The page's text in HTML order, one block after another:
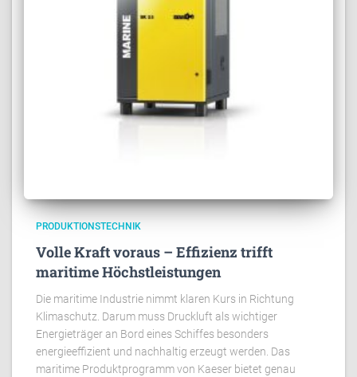
PRODUKTIONSTECHNIK
Volle Kraft voraus – Effizienz trifft
maritime Höchstleistungen
Die maritime Industrie nimmt klaren Kurs in Richtung
Klimaschutz. Darum muss Druckluft als wichtiger
Energieträger an Bord eines Schiffes besonders
energieeffizient und nachhaltig erzeugt werden. Das
maritime Produktprogramm von Kaeser bietet genau